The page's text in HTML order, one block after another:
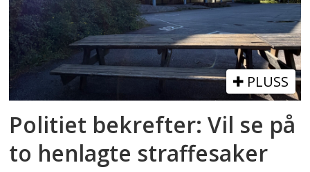
PLUSS
Politiet bekrefter: Vil se på
to henlagte straffesaker